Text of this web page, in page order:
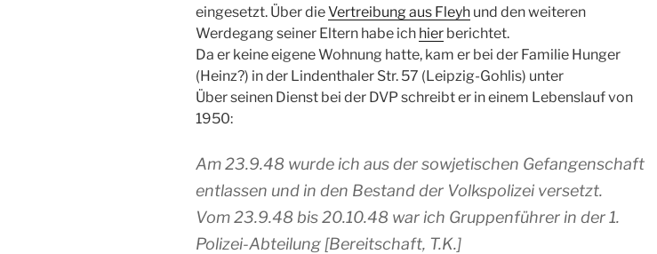
eingesetzt. Über dieVertreibung aus Fleyh und den weiteren
Werdegang seiner Eltern habe ich hier berichtet.
Da er keine eigene Wohnung hatte, kam er bei der Familie Hunger
(Heinz?) in der Lindenthaler Str. 57 (Leipzig-Gohlis) unter
Über seinen Dienst bei der DVP schreibt er in einem Lebenslauf von
1950:
Am 23.9.48 wurde ich aus der sowjetischen Gefangenschaft
entlassen und in den Bestand der Volkspolizei versetzt.
Vom 23.9.48 bis 20.10.48 war ich Gruppenführer in der 1.
Polizei-Abteilung [Bereitschaft, T.K.]